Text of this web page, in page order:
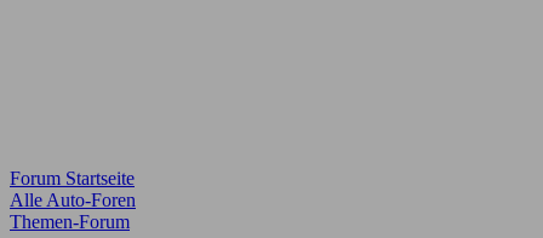
Forum Startseite
Alle Auto-Foren
Themen-Forum